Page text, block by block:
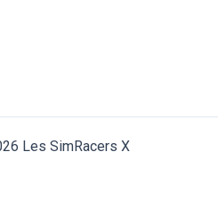
Les SimRacers X